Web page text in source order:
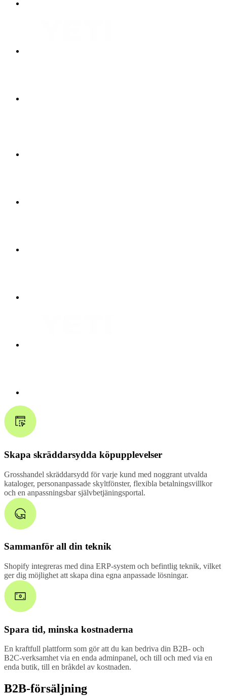
Skapa skräddarsydda köpupplevelser
Grosshandel skräddarsydd för varje kund med noggrant utvalda
kataloger, personanpassade skyltfönster, flexibla betalningsvillkor
och en anpassningsbar självbetjäningsportal.
Sammanför all din teknik
Shopify integreras med dina ERP-system och befintlig teknik, vilket
ger dig möjlighet att skapa dina egna anpassade lösningar.
Spara tid, minska kostnaderna
En kraftfull plattform som gör att du kan bedriva din B2B- och
B2C-verksamhet via en enda adminpanel, och till och med via en
enda butik, till en bråkdel av kostnaden.
B2B-försäljning